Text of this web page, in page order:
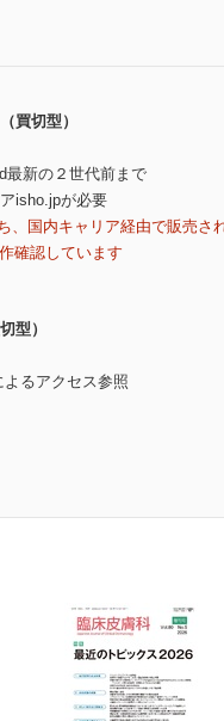
買切型）
最新の２世代前まで
isho.jpが必要
国内キャリア経由で販売さ
確認しています
型）
るアクセス参照